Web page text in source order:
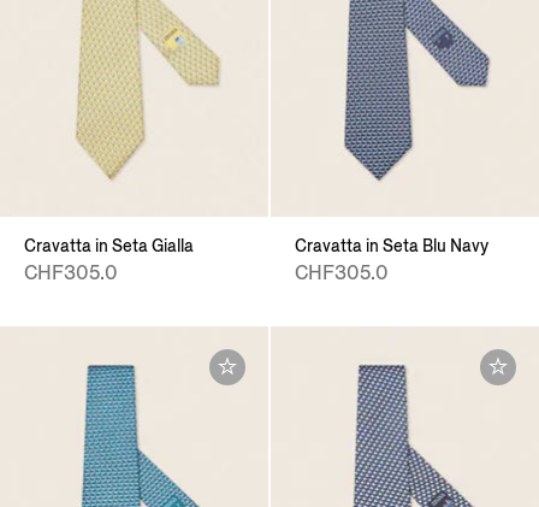
Cravatta in Seta Gialla
CHF305.0
Cravatta in Seta Blu Navy
CHF305.0